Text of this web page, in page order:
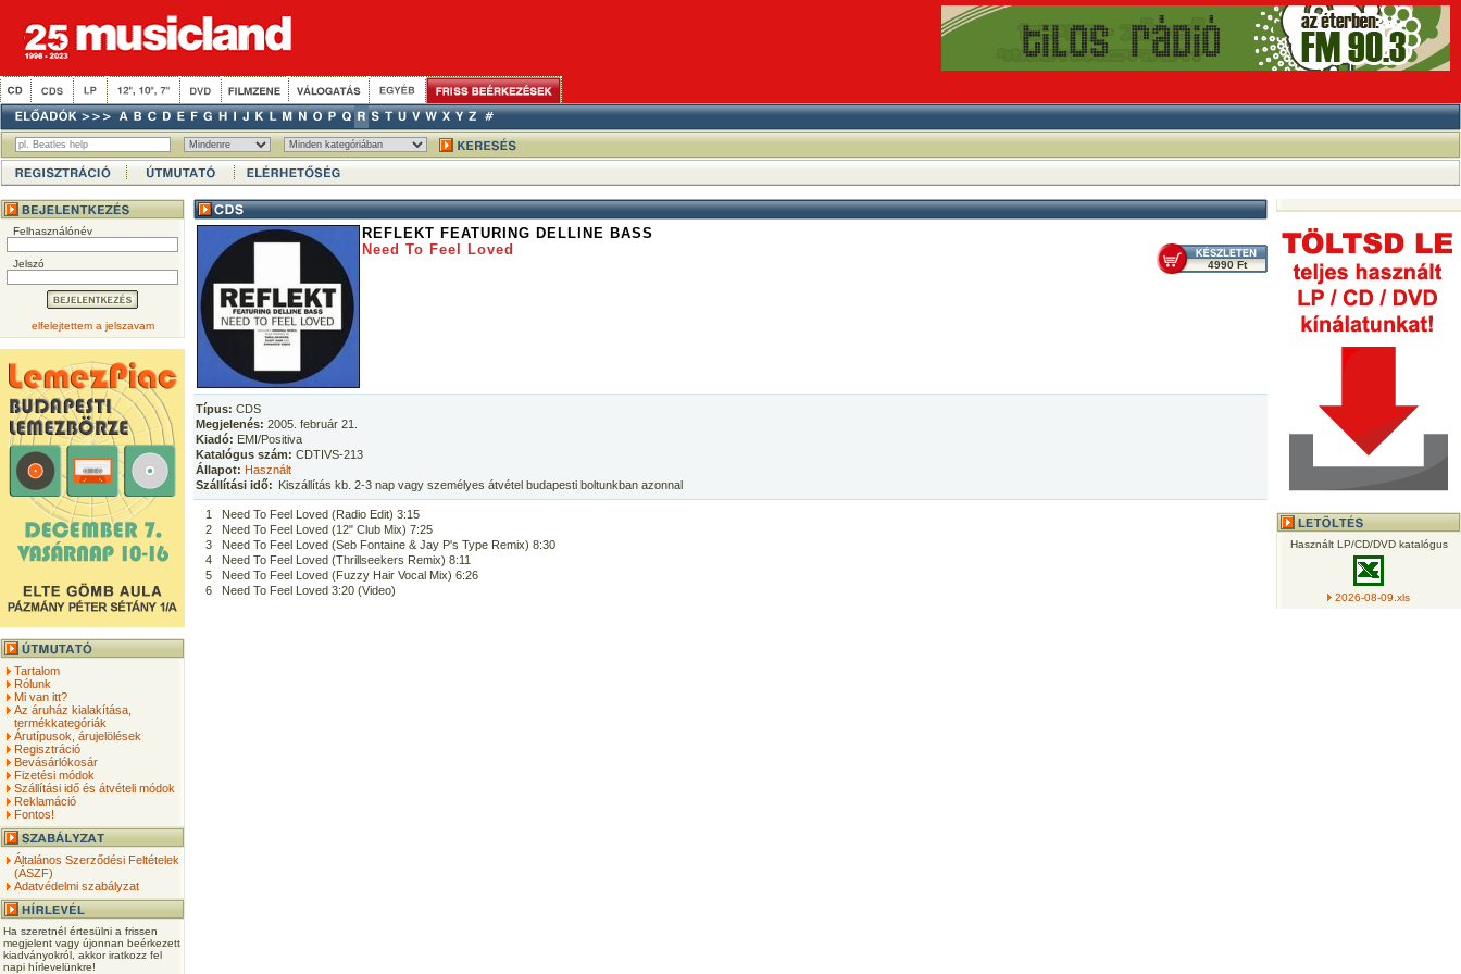
Felhasználónév
Jelszó
elfelejtettem a jelszavam
Tartalom
Rólunk
Mi van itt?
Az áruház kialakítása,
termékkategóriák
Árutípusok, árujelölések
Regisztráció
Bevásárlókosár
Fizetési módok
Szállítási idő és átvételi módok
Reklamáció
Fontos!
Általános Szerződési Feltételek
(ÁSZF)
Adatvédelmi szabályzat
Ha szeretnél értesülni a frissen
megjelent vagy újonnan beérkezett
kiadványokról, akkor iratkozz fel
napi hírlevelünkre!
REFLEKT FEATURING DELLINE BASS
Need To Feel Loved
4990 Ft
Típus: CDS
Megjelenés: 2005. február 21.
Kiadó: EMI/Positiva
Katalógus szám: CDTIVS-213
Állapot: Használt
Szállítási idő: Kiszállítás kb. 2-3 nap vagy személyes átvétel budapesti boltunkban azonnal
1
Need To Feel Loved (Radio Edit) 3:15
2
Need To Feel Loved (12" Club Mix) 7:25
3
Need To Feel Loved (Seb Fontaine & Jay P's Type Remix) 8:30
4
Need To Feel Loved (Thrillseekers Remix) 8:11
5
Need To Feel Loved (Fuzzy Hair Vocal Mix) 6:26
6
Need To Feel Loved 3:20 (Video)
Használt LP/CD/DVD katalógus
2026-08-09.xls